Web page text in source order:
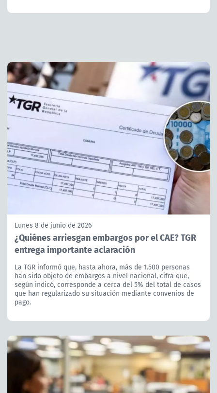
Lunes 8 de junio de 2026
¿Quiénes arriesgan embargos por el CAE? TGR
entrega importante aclaración
La TGR informó que, hasta ahora, más de 1.500 personas
han sido objeto de embargos a nivel nacional, cifra que,
según indicó, corresponde a cerca del 5% del total de casos
que han regularizado su situación mediante convenios de
pago.